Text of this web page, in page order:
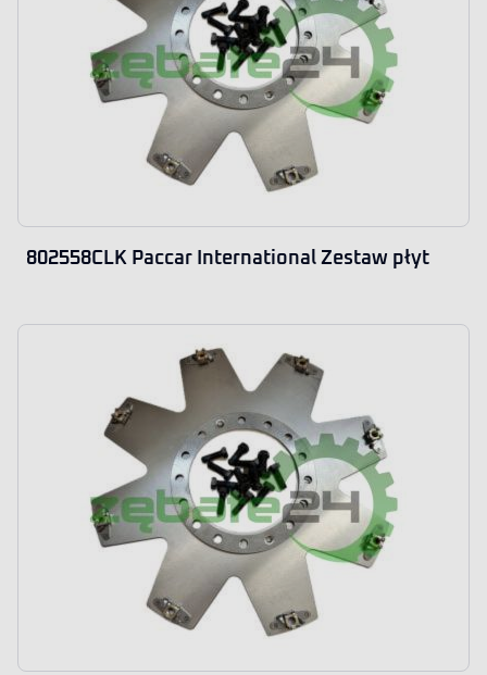
802558CLK Paccar International Zestaw płyt